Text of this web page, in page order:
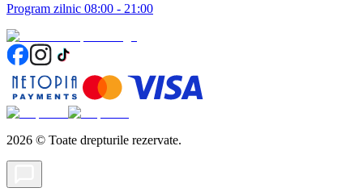
Program zilnic 08:00 - 21:00
2026 © Toate drepturile rezervate.